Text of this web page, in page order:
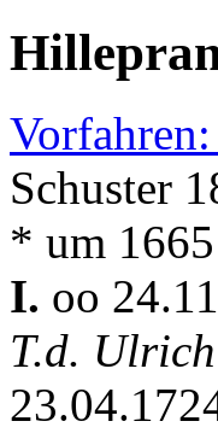
Schuster
* um
I. oo
T.d.